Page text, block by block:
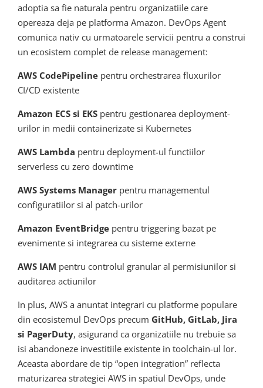
adoptia sa fie naturala pentru organizatiile care
opereaza deja pe platforma Amazon. DevOps Agent
comunica nativ cu urmatoarele servicii pentru a construi
un ecosistem complet de release management:
AWS CodePipeline pentru orchestrarea fluxurilor
CI/CD existente
Amazon ECS si EKS pentru gestionarea deployment-
urilor in medii containerizate si Kubernetes
AWS Lambda pentru deployment-ul functiilor
serverless cu zero downtime
AWS Systems Manager pentru managementul
configuratiilor si al patch-urilor
Amazon EventBridge pentru triggering bazat pe
evenimente si integrarea cu sisteme externe
AWS IAM pentru controlul granular al permisiunilor si
auditarea actiunilor
In plus, AWS a anuntat integrari cu platforme populare
din ecosistemul DevOps precum GitHub, GitLab, Jira
si PagerDuty, asigurand ca organizatiile nu trebuie sa
isi abandoneze investitiile existente in toolchain-ul lor.
Aceasta abordare de tip “open integration” reflecta
maturizarea strategiei AWS in spatiul DevOps, unde